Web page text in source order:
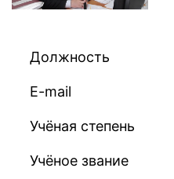
Должность
E-mail
Учёная степень
Учёное звание